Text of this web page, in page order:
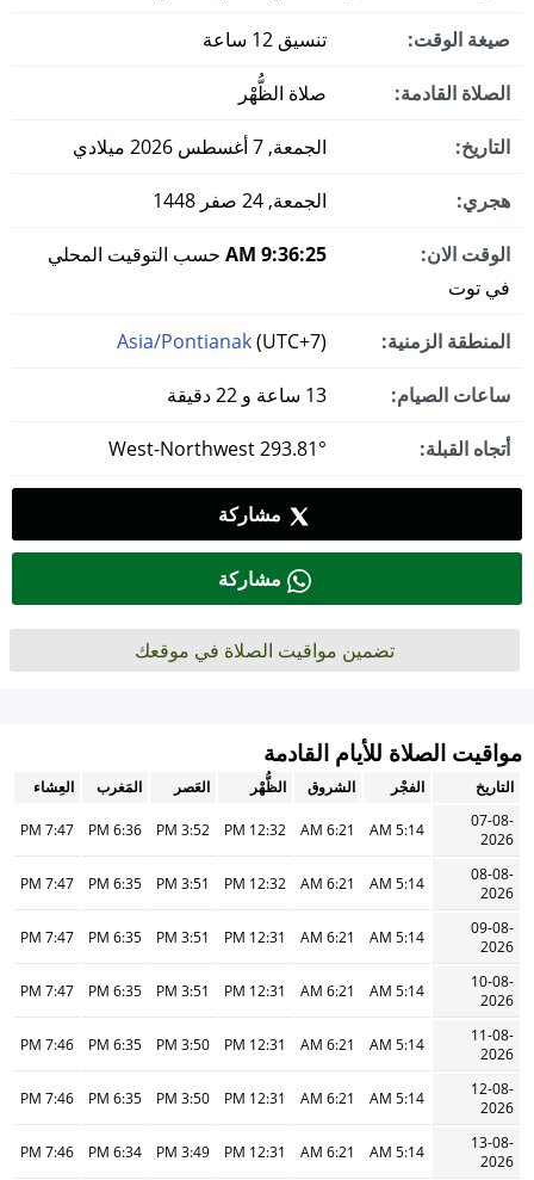
صيغة الوقت: تنسيق 12 ساعة
الصلاة القادمة: صلاة الظُّهْر
التاريخ: الجمعة, 7 أغسطس 2026 ميلادي
هجري: الجمعة, 24 صفر 1448
الوقت الان: 9:36:26 AM
حسب التوقيت المحلي
في توت
المنطقة الزمنية: Asia/Pontianak(UTC+7)
ساعات الصيام:
أتجاه القبلة:
مشاركة
مشاركة
تضمين مواقيت الصلاة في موقعك
مواقيت الصلاة للأيام القادمة
التاريخ الفجْر الشروق الظُّهْر العَصر المَغرب
العِشاء
07-08-
2026
5:14 AM
6:21 AM
12:32 PM
3:52 PM
6:36 PM
7:47 PM
08-08-
2026
5:14 AM
6:21 AM
12:32 PM
3:51 PM
6:35 PM
7:47 PM
09-08-
2026
5:14 AM
6:21 AM
12:31 PM
3:51 PM
6:35 PM
7:47 PM
10-08-
2026
5:14 AM
6:21 AM
12:31 PM
3:51 PM
6:35 PM
7:47 PM
11-08-
2026
5:14 AM
6:21 AM
12:31 PM
3:50 PM
6:35 PM
7:46 PM
12-08-
2026
5:14 AM
6:21 AM
12:31 PM
3:50 PM
6:35 PM
7:46 PM
13-08-
2026
5:14 AM
6:21 AM
12:31 PM
3:49 PM
6:34 PM
7:46 PM